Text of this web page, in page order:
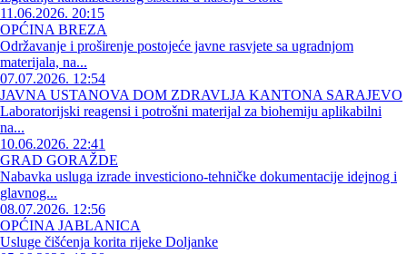
11.06.2026. 20:15
OPĆINA BREZA
Održavanje i proširenje postojeće javne rasvjete sa ugradnjom
materijala, na...
07.07.2026. 12:54
JAVNA USTANOVA DOM ZDRAVLJA KANTONA SARAJEVO
Laboratorijski reagensi i potrošni materijal za biohemiju aplikabilni
na...
10.06.2026. 22:41
GRAD GORAŽDE
Nabavka usluga izrade investiciono-tehničke dokumentacije idejnog i
glavnog...
08.07.2026. 12:56
OPĆINA JABLANICA
Usluge čišćenja korita rijeke Doljanke